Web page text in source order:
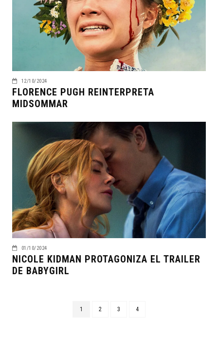
12/10/2024
FLORENCE PUGH REINTERPRETA
MIDSOMMAR
01/10/2024
NICOLE KIDMAN PROTAGONIZA EL TRAILER
DE BABYGIRL
1 2 3 4